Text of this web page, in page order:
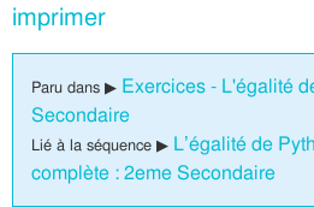
imprimer
Paru dans ▶ Exercices - L'égalité
Secondaire
Lié à la séquence ▶ L’égalité de
complète : 2eme Secondaire